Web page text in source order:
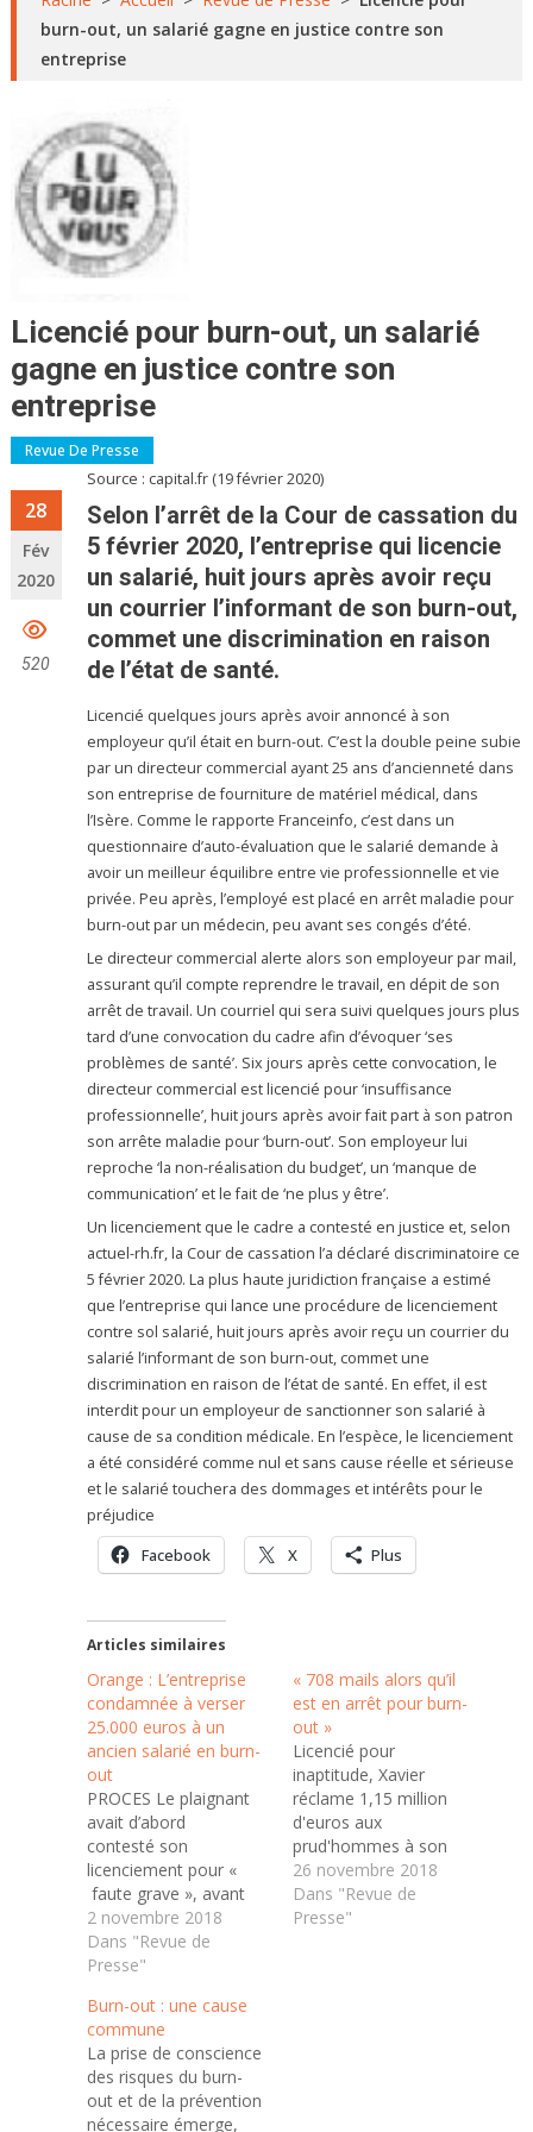
burn-out, un salarié gagne en justice contre son
entreprise
Licencié pour burn-out, un salarié
gagne en justice contre son
entreprise
Revue De Presse
28
Fév
2020
520
Source : capital.fr (19 février 2020)
Selon l’arrêt de la Cour de cassation du
5 février 2020, l’entreprise qui licencie
un salarié, huit jours après avoir reçu
un courrier l’informant de son burn-out,
commet une discrimination en raison
de l’état de santé.
Licencié quelques jours après avoir annoncé à son
employeur qu’il était en burn-out. C’est la double peine subie
par un directeur commercial ayant 25 ans d’ancienneté dans
son entreprise de fourniture de matériel médical, dans
l’Isère. Comme le rapporte Franceinfo, c’est dans un
questionnaire d’auto-évaluation que le salarié demande à
avoir un meilleur équilibre entre vie professionnelle et vie
privée. Peu après, l’employé est placé en arrêt maladie pour
burn-out par un médecin, peu avant ses congés d’été.
Le directeur commercial alerte alors son employeur par mail,
assurant qu’il compte reprendre le travail, en dépit de son
arrêt de travail. Un courriel qui sera suivi quelques jours plus
tard d’une convocation du cadre afin d’évoquer ‘ses
problèmes de santé’. Six jours après cette convocation, le
directeur commercial est licencié pour ‘insuffisance
professionnelle’, huit jours après avoir fait part à son patron
son arrête maladie pour ‘burn-out’. Son employeur lui
reproche ‘la non-réalisation du budget’, un ‘manque de
communication’ et le fait de ‘ne plus y être’.
Un licenciement que le cadre a contesté en justice et, selon
actuel-rh.fr, la Cour de cassation l’a déclaré discriminatoire ce
5 février 2020. La plus haute juridiction française a estimé
que l’entreprise qui lance une procédure de licenciement
contre sol salarié, huit jours après avoir reçu un courrier du
salarié l’informant de son burn-out, commet une
discrimination en raison de l’état de santé. En effet, il est
interdit pour un employeur de sanctionner son salarié à
cause de sa condition médicale. En l’espèce, le licenciement
a été considéré comme nul et sans cause réelle et sérieuse
et le salarié touchera des dommages et intérêts pour le
préjudice
Facebook X Plus
Articles similaires
Orange : L’entreprise
condamnée à verser
25.000 euros à un
ancien salarié en burn-
out
PROCES Le plaignant
avait d’abord
contesté son
licenciement pour «
faute grave », avant
d’obtenir une
requalification des faits
en « licenciement pour
sérieuse » et de faire
appel… Licencié en
2014 « sans cause
réelle et sérieuse », un
ancien salarié d'Orange
2 novembre 2018
Dans "Revue de
Presse"
« 708 mails alors qu’il
est en arrêt pour burn-
out »
Licencié pour
inaptitude, Xavier
réclame 1,15 million
d'euros aux
prud'hommes à son
employeur... qui lui en
demande 150 000. Les
conflits qui animent les
26 novembre 2018
Dans "Revue de
Presse"
Burn-out : une cause
commune
La prise de conscience
des risques du burn-
out et de la prévention
nécessaire émerge,